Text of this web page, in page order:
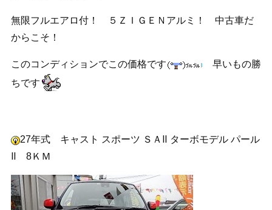
無限フルエアロ付！ ５ＺＩＧＥＮアルミ！ 中古車だ
からこそ！
このコンディションでこの価格です
早いもの勝
ちです
27年式 キャスト スポーツ ＳＡⅡ ターボモデル パール
Ⅱ 8ＫＭ